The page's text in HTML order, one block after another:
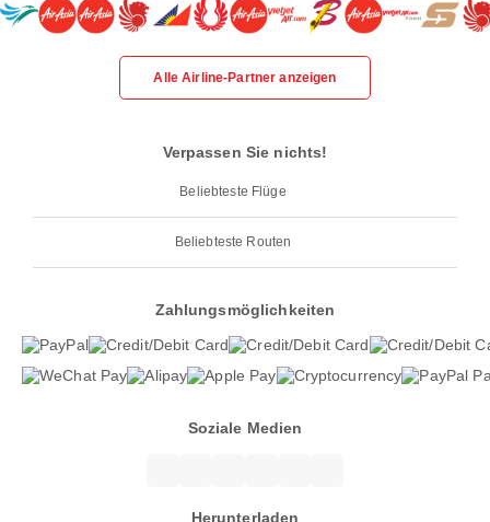
Alle Airline-Partner anzeigen
Verpassen Sie nichts!
Beliebteste Flüge
Beliebteste Routen
Zahlungsmöglichkeiten
Soziale Medien
Herunterladen